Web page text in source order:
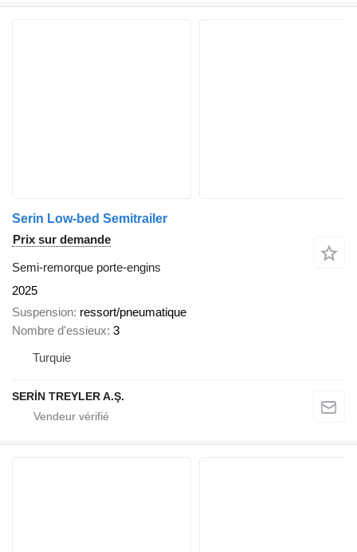
Serin Low-bed Semitrailer
Prix sur demande
Semi-remorque porte-engins
2025
Suspension ressort/pneumatique
Nombre d'essieux 3
Turquie
SERİN TREYLER A.Ş.